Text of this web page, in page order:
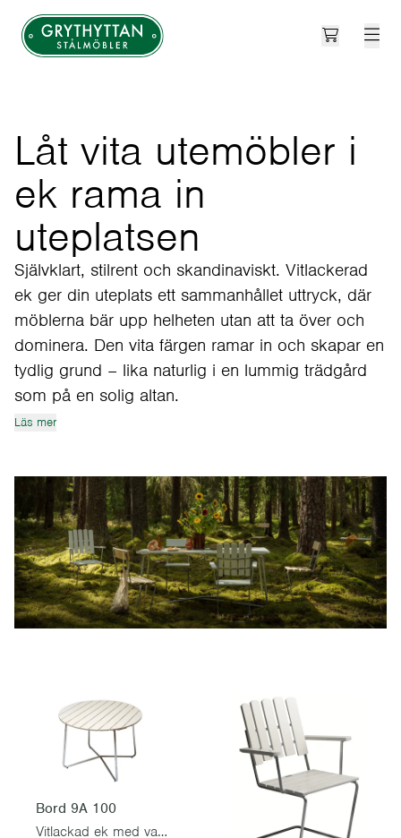
Open
Låt vita utemöbler i
ek rama in
uteplatsen
Självklart, stilrent och skandinaviskt. Vitlackerad
ek ger din uteplats ett sammanhållet uttryck, där
möblerna bär upp helheten utan att ta över och
dominera. Den vita färgen ramar in och skapar en
tydlig grund – lika naturlig i en lummig trädgård
som på en solig altan.
Läs mer
Bord 9A 100
Vitlackad ek med varmförzinkat stativ